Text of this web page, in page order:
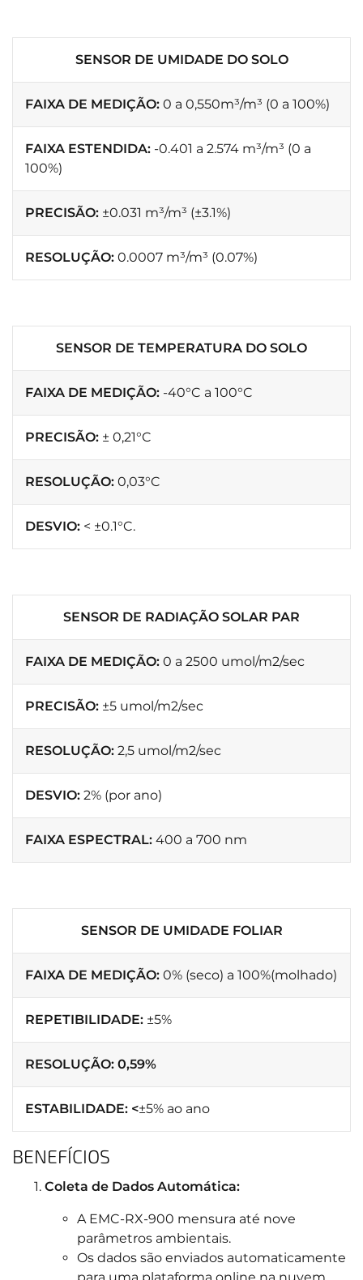
SENSOR DE UMIDADE DO SOLO
FAIXA DE MEDIÇÃO: 0 a 0,550m³/m³ (0 a 100%)
FAIXA ESTENDIDA: -0.401 a 2.574 m³/m³ (0 a
100%)
PRECISÃO: ±0.031 m³/m³ (±3.1%)
RESOLUÇÃO: 0.0007 m³/m³ (0.07%)
SENSOR DE TEMPERATURA DO SOLO
FAIXA DE MEDIÇÃO: -40°C a 100°C
PRECISÃO: ± 0,21°C
RESOLUÇÃO: 0,03°C
DESVIO: < ±0.1°C.
SENSOR DE RADIAÇÃO SOLAR PAR
FAIXA DE MEDIÇÃO: 0 a 2500 umol/m2/sec
PRECISÃO: ±5 umol/m2/sec
RESOLUÇÃO: 2,5 umol/m2/sec
DESVIO: 2% (por ano)
FAIXA ESPECTRAL: 400 a 700 nm
SENSOR DE UMIDADE FOLIAR
FAIXA DE MEDIÇÃO: 0% (seco) a 100%(molhado)
REPETIBILIDADE: ±5%
RESOLUÇÃO: 0,59%
ESTABILIDADE: <±5% ao ano
BENEFÍCIOS
Coleta de Dados Automática:
A EMC-RX-900 mensura até nove
parâmetros ambientais.
Os dados são enviados automaticamente